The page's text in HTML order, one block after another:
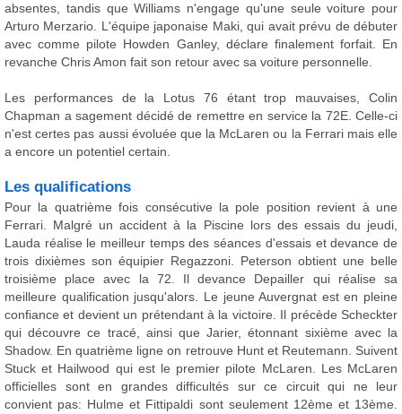
absentes, tandis que Williams n'engage qu'une seule voiture pour
Arturo Merzario. L'équipe japonaise Maki, qui avait prévu de débuter
avec comme pilote Howden Ganley, déclare finalement forfait. En
revanche Chris Amon fait son retour avec sa voiture personnelle.
Les performances de la Lotus 76 étant trop mauvaises, Colin
Chapman a sagement décidé de remettre en service la 72E. Celle-ci
n'est certes pas aussi évoluée que la McLaren ou la Ferrari mais elle
a encore un potentiel certain.
Les qualifications
Pour la quatrième fois consécutive la pole position revient à une
Ferrari. Malgré un accident à la Piscine lors des essais du jeudi,
Lauda réalise le meilleur temps des séances d'essais et devance de
trois dixièmes son équipier Regazzoni. Peterson obtient une belle
troisième place avec la 72. Il devance Depailler qui réalise sa
meilleure qualification jusqu'alors. Le jeune Auvergnat est en pleine
confiance et devient un prétendant à la victoire. Il précède Scheckter
qui découvre ce tracé, ainsi que Jarier, étonnant sixième avec la
Shadow. En quatrième ligne on retrouve Hunt et Reutemann. Suivent
Stuck et Hailwood qui est le premier pilote McLaren. Les McLaren
officielles sont en grandes difficultés sur ce circuit qui ne leur
convient pas: Hulme et Fittipaldi sont seulement 12ème et 13ème.